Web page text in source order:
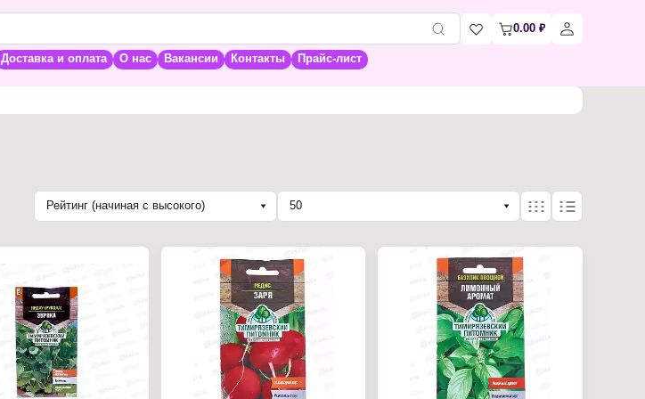
0.00 ₽
Доставка и оплата О нас Вакансии Контакты Прайс-лист
Рейтинг (начиная с высокого) 50